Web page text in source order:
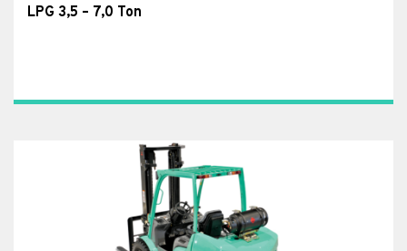
LPG 3,5 – 7,0 Ton